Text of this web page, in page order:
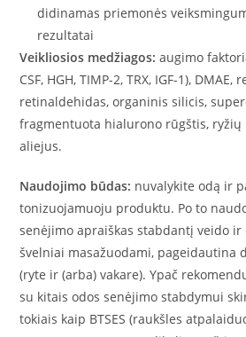
didinamas priemonės
rezultatai
Veikliosios medžiagos: augimo
CSF, HGH, TIMP-2, TRX, IGF-1), DMAE,
retinaldehidas, organinis silicis,
fragmentuota hialurono rūgštis, ryžių
aliejus.
Naudojimo būdas: nuvalykite odą ir
tonizuojamuoju produktu. Po to
senėjimo apraiškas stabdantį veido ir
švelniai masažuodami, pageidautina
(ryte ir (arba) vakare). Ypač
su kitais odos senėjimo stabdymui
tokiais kaip BTSES (raukšles